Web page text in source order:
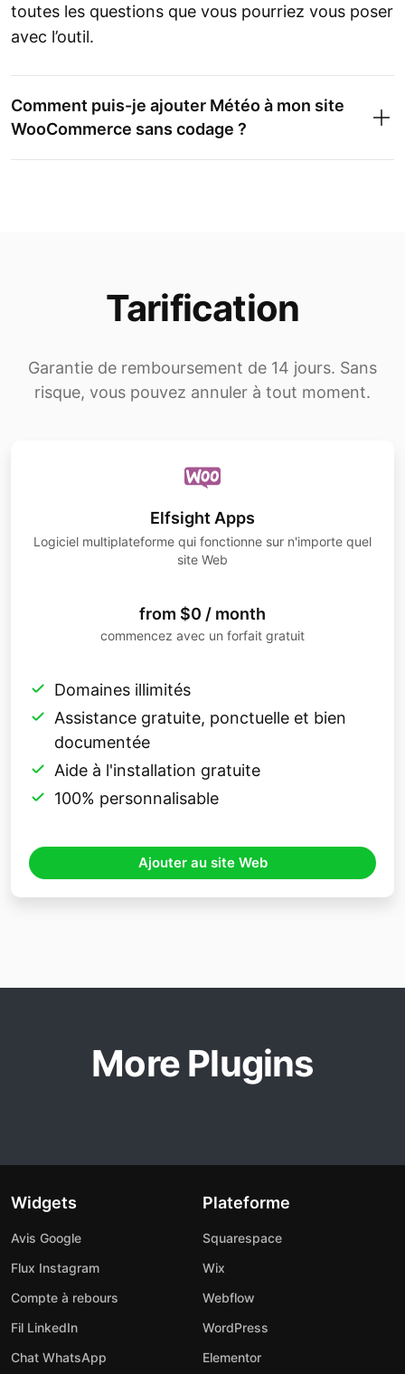
toutes les questions que vous pourriez vous poser
avec l’outil.
Comment puis-je ajouter Météo à mon site
WooCommerce sans codage ?
Tarification
Garantie de remboursement de 14 jours. Sans
risque, vous pouvez annuler à tout moment.
Elfsight Apps
Logiciel multiplateforme qui fonctionne sur n'importe quel
site Web
from $0 / month
commencez avec un forfait gratuit
Domaines illimités
Assistance gratuite, ponctuelle et bien
documentée
Aide à l'installation gratuite
100% personnalisable
Ajouter au site Web
More Plugins
Widgets
Avis Google
Flux Instagram
Compte à rebours
Fil LinkedIn
Chat WhatsApp
Plateforme
Squarespace
Wix
Webflow
WordPress
Elementor